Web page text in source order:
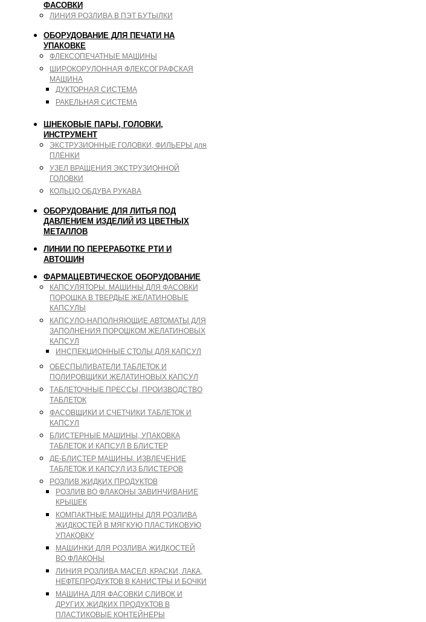
ФАСОВКИ
ЛИНИЯ РОЗЛИВА В ПЭТ БУТЫЛКИ
ОБОРУДОВАНИЕ ДЛЯ ПЕЧАТИ НА
УПАКОВКЕ
ФЛЕКСОПЕЧАТНЫЕ МАШИНЫ
ШИРОКОРУЛОННАЯ ФЛЕКСОГРАФСКАЯ
МАШИНА
ДУКТОРНАЯ СИСТЕМА
РАКЕЛЬНАЯ СИСТЕМА
ШНЕКОВЫЕ ПАРЫ, ГОЛОВКИ,
ИНСТРУМЕНТ
ЭКСТРУЗИОННЫЕ ГОЛОВКИ, ФИЛЬЕРЫ для
ПЛЕНКИ
УЗЕЛ ВРАЩЕНИЯ ЭКСТРУЗИОННОЙ
ГОЛОВКИ
КОЛЬЦО ОБДУВА РУКАВА
ОБОРУДОВАНИЕ ДЛЯ ЛИТЬЯ ПОД
ДАВЛЕНИЕМ ИЗДЕЛИЙ ИЗ ЦВЕТНЫХ
МЕТАЛЛОВ
ЛИНИИ ПО ПЕРЕРАБОТКЕ РТИ И
АВТОШИН
ФАРМАЦЕВТИЧЕСКОЕ ОБОРУДОВАНИЕ
КАПСУЛЯТОРЫ. МАШИНЫ ДЛЯ ФАСОВКИ
ПОРОШКА В ТВЕРДЫЕ ЖЕЛАТИНОВЫЕ
КАПСУЛЫ
КАПСУЛО-НАПОЛНЯЮЩИЕ АВТОМАТЫ ДЛЯ
ЗАПОЛНЕНИЯ ПОРОШКОМ ЖЕЛАТИНОВЫХ
КАПСУЛ
ИНСПЕКЦИОННЫЕ СТОЛЫ ДЛЯ КАПСУЛ
ОБЕСПЫЛИВАТЕЛИ ТАБЛЕТОК И
ПОЛИРОВЩИКИ ЖЕЛАТИНОВЫХ КАПСУЛ
ТАБЛЕТОЧНЫЕ ПРЕССЫ, ПРОИЗВОДСТВО
ТАБЛЕТОК
ФАСОВЩИКИ И СЧЕТЧИКИ ТАБЛЕТОК И
КАПСУЛ
БЛИСТЕРНЫЕ МАШИНЫ, УПАКОВКА
ТАБЛЕТОК И КАПСУЛ В БЛИСТЕР
ДЕ-БЛИСТЕР МАШИНЫ. ИЗВЛЕЧЕНИЕ
ТАБЛЕТОК И КАПСУЛ ИЗ БЛИСТЕРОВ
РОЗЛИВ ЖИДКИХ ПРОДУКТОВ
РОЗЛИВ ВО ФЛАКОНЫ ЗАВИНЧИВАНИЕ
КРЫШЕК
КОМПАКТНЫЕ МАШИНЫ ДЛЯ РОЗЛИВА
ЖИДКОСТЕЙ В МЯГКУЮ ПЛАСТИКОВУЮ
УПАКОВКУ
МАШИНКИ ДЛЯ РОЗЛИВА ЖИДКОСТЕЙ
ВО ФЛАКОНЫ
ЛИНИЯ РОЗЛИВА МАСЕЛ, КРАСКИ, ЛАКА,
НЕФТЕПРОДУКТОВ В КАНИСТРЫ И БОЧКИ
МАШИНА ДЛЯ ФАСОВКИ СЛИВОК И
ДРУГИХ ЖИДКИХ ПРОДУКТОВ В
ПЛАСТИКОВЫЕ КОНТЕЙНЕРЫ